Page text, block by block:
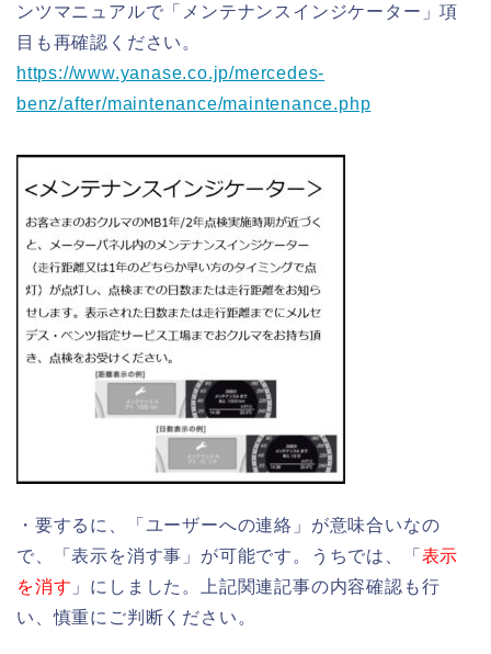
ンツマニュアルで「メンテナンスインジケーター」項
目も再確認ください。
https://www.yanase.co.jp/mercedes-
benz/after/maintenance/maintenance.php
・要するに、「ユーザーへの連絡」が意味合いなの
で、「表示を消す事」が可能です。うちでは、「 表示
を消す 」にしました。上記関連記事の内容確認も行
い、慎重にご判断ください。